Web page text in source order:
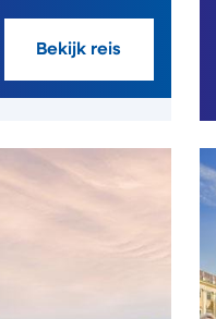
Bekijk reis